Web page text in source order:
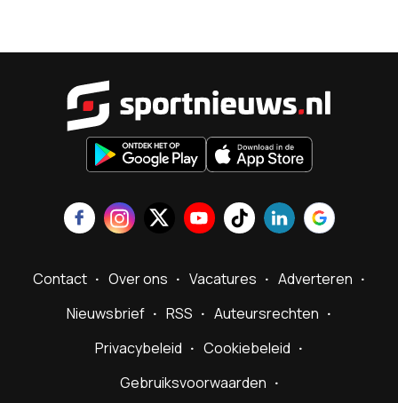
Contact Over ons Vacatures
Adverteren
Nieuwsbrief
RSS
Auteursrechten
Privacybeleid
Cookiebeleid
Gebruiksvoorwaarden